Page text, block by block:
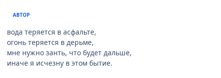
АВТОР
вода теряется в асфальте,
огонь теряется в дерьме,
мне нужно занть, что будет дальше,
иначе я исчезну в этом бытие.